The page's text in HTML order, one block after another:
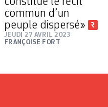
commun d’un
peuple dispersé»
JEUDI 27 AVRIL 2023
FRANÇOISE FORT